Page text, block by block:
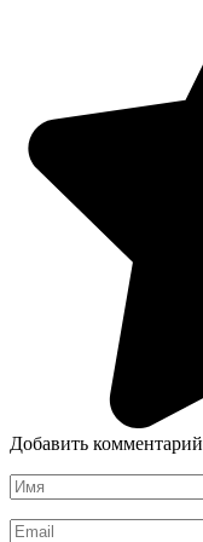
Добавить комментарий
Имя
*
Email